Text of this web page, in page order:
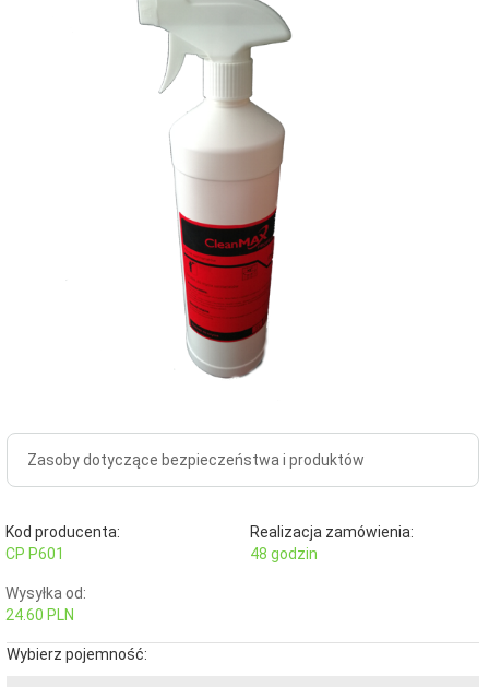
Zasoby dotyczące bezpieczeństwa i produktów
Kod producenta:
CP P601
Realizacja zamówienia:
48 godzin
Wysyłka od:
24.60 PLN
Wybierz pojemność: